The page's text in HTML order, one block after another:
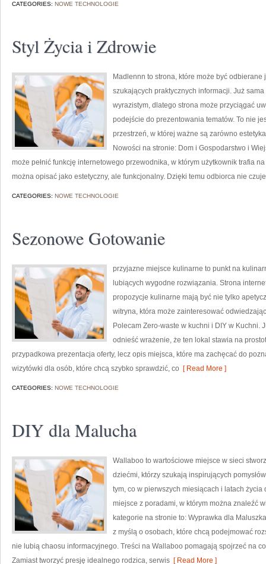
CATEGORIES: NOWE TECHNOLOGIE
Styl Życia i Zdrowie
Madlennn to strona, które może być
szukających praktycznych informacji. Już
wyrazistym, dlatego strona może przyciągać
podejście do prezentowania tematów. To nie
przestrzeń, w której ważne są zarówno
Nowości na stronie: Dom i Gospodarstwo i
może pełnić funkcję internetowego przewodnika, w którym użytkownik trafia
można opisać jako estetyczny, ale funkcjonalny. Dzięki temu odbiorca nie
CATEGORIES: NOWE TECHNOLOGIE
Sezonowe Gotowanie
przyjazne miejsce kulinarne to punkt na
lubiących wygodne rozwiązania. Strona
propozycje kulinarne mają być nie tylko
witryna, która może zainteresować
Polecam Zero-waste w kuchni i DIY w Kuchni.
odnieść wrażenie, że ten lokal stawia na
przypadkowa prezentacja oferty, lecz opis miejsca, które ma zachęcać do
wizytówki dla osób, które chcą szybko sprawdzić, co [ Read More ]
CATEGORIES: NOWE TECHNOLOGIE
DIY dla Malucha
Wallaboo to wartościowe miejsce w sieci
dziećmi, którzy szukają inspirujących
tym, co w pierwszych miesiącach i latach
miejsce z poradami, w którym można znaleźć
kategorie na stronie to: Wyprawka dla
z myślą o osobach, które chcą podejmować
nie lubią chaosu informacyjnego. Treści na Wallaboo pomagają spojrzeć na
Zamiast tworzyć presję idealnego rodzica, serwis [ Read More ]